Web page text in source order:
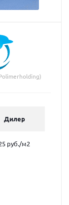
Дилер
руб./м2